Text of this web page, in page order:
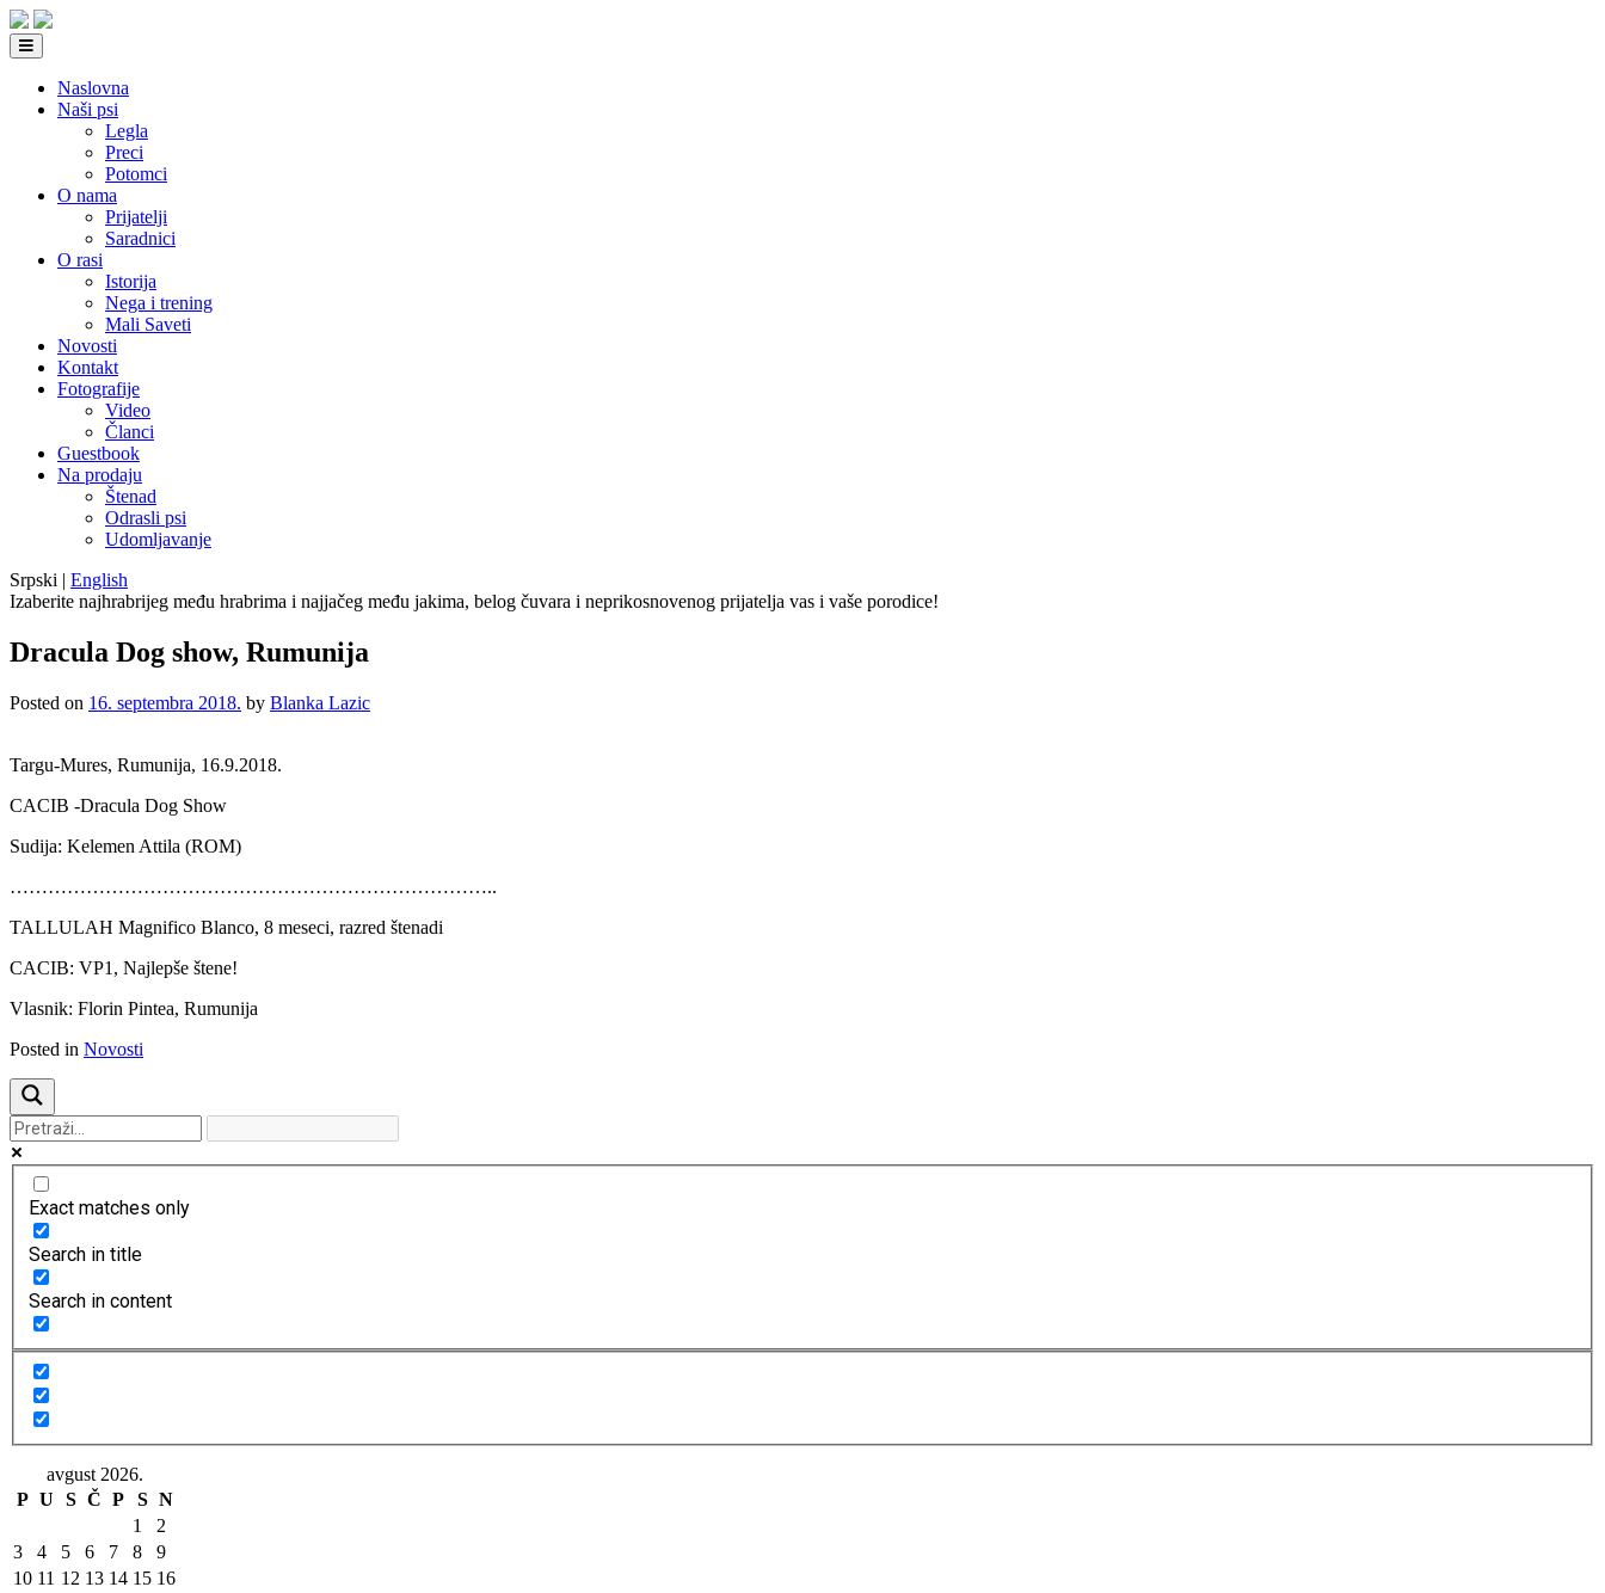
Naslovna
Naši psi
Legla
Preci
Potomci
O nama
Prijatelji
Saradnici
O rasi
Istorija
Nega i trening
Mali Saveti
Novosti
Kontakt
Fotografije
Video
Članci
Guestbook
Na prodaju
Štenad
Odrasli psi
Udomljavanje
Srpski | English
Izaberite najhrabrijeg među hrabrima i najjačeg među jakima, belog čuvara i neprikosnovenog prijatelja vas i vaše porodice!
Dracula Dog show, Rumunija
Posted on 16. septembra 2018. by Blanka Lazic
Targu-Mures, Rumunija, 16.9.2018.
CACIB -Dracula Dog Show
Sudija: Kelemen Attila (ROM)
…………………………………………………………………..
TALLULAH Magnifico Blanco, 8 meseci, razred štenadi
CACIB: VP1, Najlepše štene!
Vlasnik: Florin Pintea, Rumunija
Posted in Novosti
Exact matches only
Search in title
Search in content
avgust 2026.
P U S Č P S N
1
2
3
4 5 6 7 8
9
10 11 12 13 14 15 16